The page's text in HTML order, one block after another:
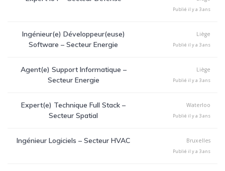
Publié il y a 3 ans
Ingénieur(e) Développeur(euse)
Software – Secteur Energie
Liège
Publié il y a 3 ans
Agent(e) Support Informatique –
Secteur Energie
Liège
Publié il y a 3 ans
Expert(e) Technique Full Stack –
Secteur Spatial
Waterloo
Publié il y a 3 ans
Ingénieur Logiciels – Secteur HVAC Bruxelles
Publié il y a 3 ans